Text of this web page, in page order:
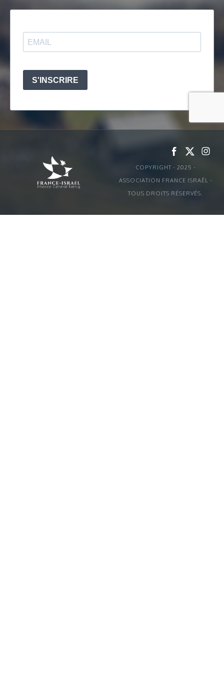
COPYRIGHT - 2025 -
ASSOCIATION FRANCE ISRAËL -
TOUS DROITS RÉSERVÉS.